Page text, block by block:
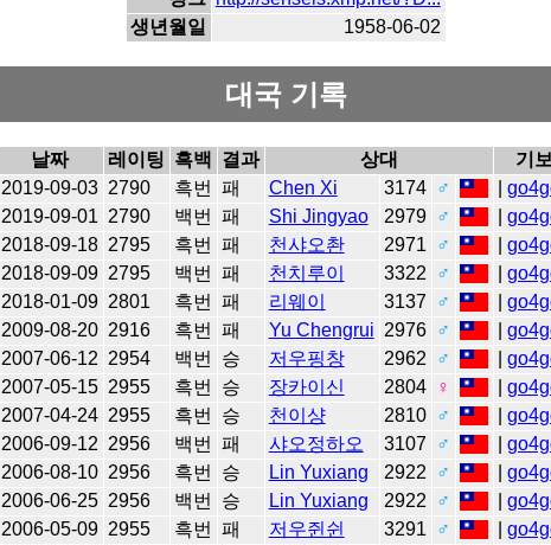
생년월일
1958-06-02
대국 기록
날짜 레이팅 흑백 결과 상대
기보
2019-09-03 2790 흑번 패 Chen Xi 3174 ♂
2019-09-01 2790 백번 패 Shi Jingyao 2979 ♂
2018-09-18 2795 흑번 패 천샤오촨 2971 ♂
2018-09-09 2795 백번 패 천치루이 3322 ♂
2018-01-09 2801 흑번 패 리웨이 3137 ♂
2009-08-20 2916 흑번 패 Yu Chengrui 2976 ♂
2007-06-12 2954 백번 승 저우핑창 2962 ♂
2007-05-15 2955 흑번 승 장카이신 2804 ♀
2007-04-24 2955 흑번 승 천이샹 2810 ♂
2006-09-12 2956 백번 패 샤오정하오 3107 ♂
2006-08-10 2956 흑번 승 Lin Yuxiang 2922 ♂
2006-06-25 2956 백번 승 Lin Yuxiang 2922 ♂
2006-05-09 2955 흑번 패 저우쥔쉰 3291 ♂